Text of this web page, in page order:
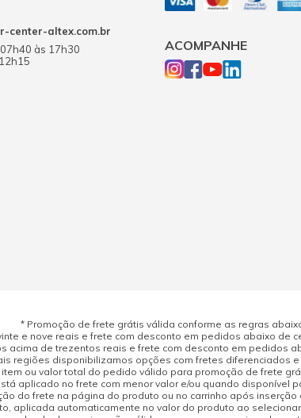
center-altex.com.br
às 17h30
ACOMPANHE
* Promoção de frete grátis válida conforme as regras
e nove reais e frete com desconto em pedidos abaixo de
de trezentos reais e frete com desconto em pedidos
regiões disponibilizamos opções com fretes diferenciados
ou valor total do pedido válido para promoção de frete
aplicado no frete com menor valor e/ou quando disponível
do frete na página do produto ou no carrinho após
aplicada automaticamente no valor do produto ao